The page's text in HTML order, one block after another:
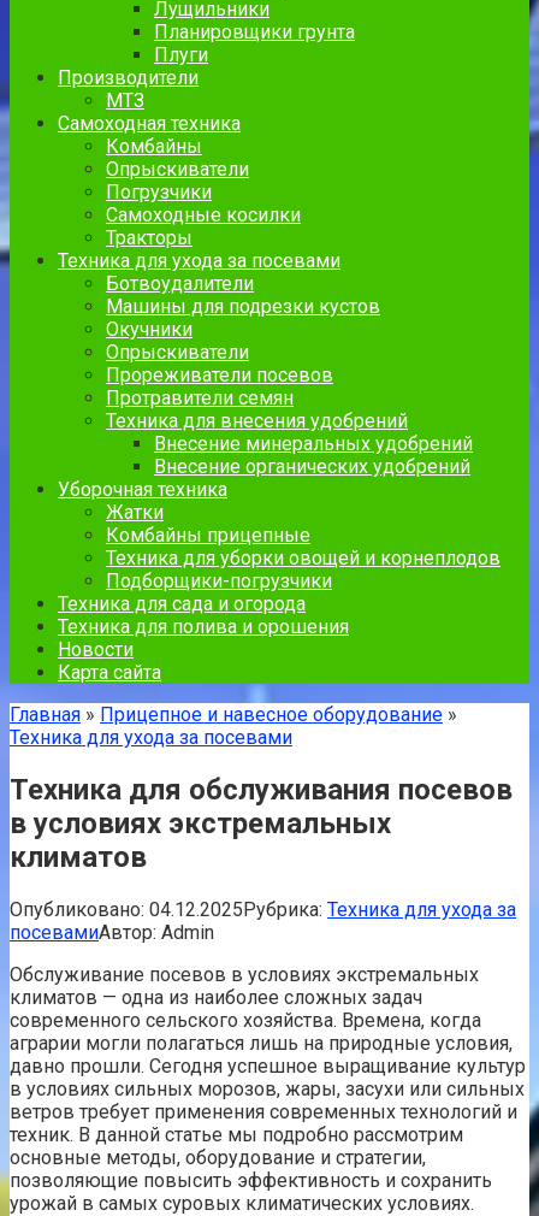
Лущильники
Планировщики грунта
Плуги
Производители
МТЗ
Самоходная техника
Комбайны
Опрыскиватели
Погрузчики
Самоходные косилки
Тракторы
Техника для ухода за посевами
Ботвоудалители
Машины для подрезки кустов
Окучники
Опрыскиватели
Прореживатели посевов
Протравители семян
Техника для внесения удобрений
Внесение минеральных удобрений
Внесение органических удобрений
Уборочная техника
Жатки
Комбайны прицепные
Техника для уборки овощей и корнеплодов
Подборщики-погрузчики
Техника для сада и огорода
Техника для полива и орошения
Новости
Карта сайта
Главная » Прицепное и навесное оборудование »
Техника для ухода за посевами
Техника для обслуживания посевов
в условиях экстремальных
климатов
Опубликовано: 04.12.2025Рубрика: Техника для ухода за
посевамиАвтор: Admin
Обслуживание посевов в условиях экстремальных
климатов — одна из наиболее сложных задач
современного сельского хозяйства. Времена, когда
аграрии могли полагаться лишь на природные условия,
давно прошли. Сегодня успешное выращивание культур
в условиях сильных морозов, жары, засухи или сильных
ветров требует применения современных технологий и
техник. В данной статье мы подробно рассмотрим
основные методы, оборудование и стратегии,
позволяющие повысить эффективность и сохранить
урожай в самых суровых климатических условиях.